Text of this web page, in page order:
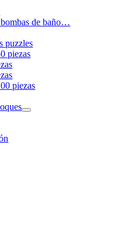
bombas de baño…
puzzles
piezas
piezas